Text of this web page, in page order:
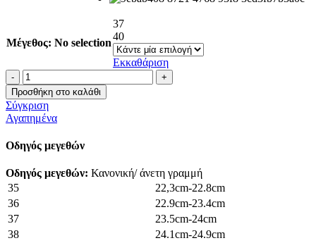
Μέγεθος: No selection
37
40
Εκκαθάριση
Γόβα
σατέν
με
strass
ποσότητα
Προσθήκη στο καλάθι
Σύγκριση
Αγαπημένα
Οδηγός μεγεθών
Οδηγός μεγεθών: Κανονική/ άνετη γραμμή
35
22,3cm-22.8cm
36
22.9cm-23.4cm
37
23.5cm-24cm
38
24.1cm-24.9cm